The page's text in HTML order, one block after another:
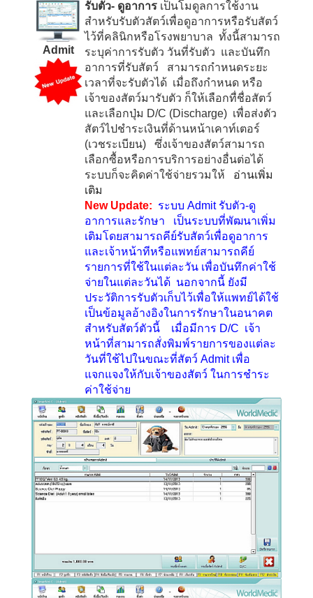
Admit
รับตัว- ดูอาการ เป็นโมดูลการใช้งาน
สำหรับรับตัวสัตว์เพื่อดูอาการหรือรับสัตว์
ไว้ที่คลินิกหรือโรงพยาบาล ทั้งนี้สามารถ
ระบุค่าการรับตัว วันที่รับตัว และบันทึก
อาการที่รับสัตว์ สามารถกำหนดระยะ
เวลาที่จะรับตัวได้ เมื่อถึงกำหนด หรือ
เจ้าของสัตว์มารับตัว ก็ให้เลือกทื่ชื่อสัตว์
และเลือกปุ่ม D/C (Discharge) เพื่อส่งตัว
สัตว์ไปชำระเงินที่ด้านหน้าเคาท์เตอร์
(เวชระเบียน) ซึ่งเจ้าของสัตว์สามารถ
เลือกซื้อหรือการบริการอย่างอื่นต่อได้
ระบบก็จะคิดค่าใช้จ่ายรวมให้ อ่านเพิ่ม
เติม
New Update: ระบบ Admit รับตัว-ดู
อาการและรักษา เป็นระบบที่พัฒนาเพิ่ม
เติมโดยสามารถคีย์รับสัตว์เพื่อดูอาการ
และเจ้าหน้าทีหรือแพทย์สามารถคีย์
รายการที่ใช้ในแต่ละวัน เพื่อบันทึกค่าใช้
จ่ายในแต่ละวันได้ นอกจากนี้ ยังมี
ประวัติการรับตัวเก็บไว้เพื่อให้แพทย์ได้ใช้
เป็นข้อมูลอ้างอิงในการรักษาในอนาคต
สำหรับสัตว์ตัวนี้ เมื่อมีการ D/C เจ้า
หน้าที่สามารถสั่งพิมพ์รายการของแต่ละ
วันที่ใช้ไปในขณะที่สัตว์ Admit เพื่อ
แจกแจงให้กับเจ้าของสัตว์ ในการชำระ
ค่าใช้จ่าย